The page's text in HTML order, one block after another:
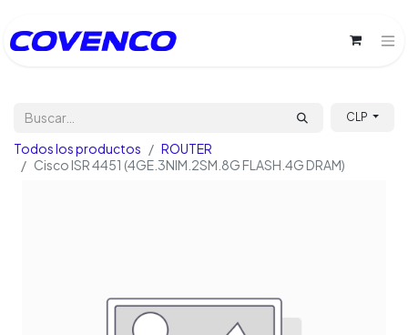
CLP
Todos los productos
ROUTER
Cisco ISR 4451 (4GE.3NIM.2SM.8G FLASH.4G DRAM)